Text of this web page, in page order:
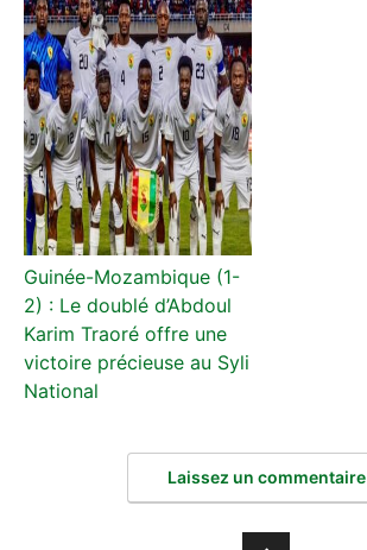
Guinée-Mozambique (1-
2) : Le doublé d’Abdoul
Karim Traoré offre une
victoire précieuse au Syli
National
Laissez un commentaire